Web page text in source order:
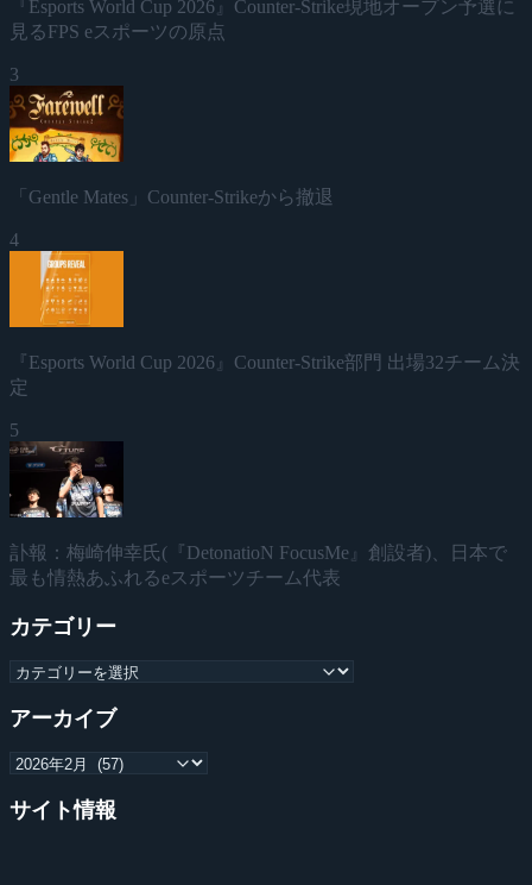
『Esports World Cup 2026』Counter-Strike現地オープン予選に
見るFPS eスポーツの原点
3
「Gentle Mates」Counter-Strikeから撤退
4
『Esports World Cup 2026』Counter-Strike部門 出場32チーム決
定
5
訃報：梅崎伸幸氏(『DetonatioN FocusMe』創設者)、日本で
最も情熱あふれるeスポーツチーム代表
カテゴリー
アーカイブ
サイト情報